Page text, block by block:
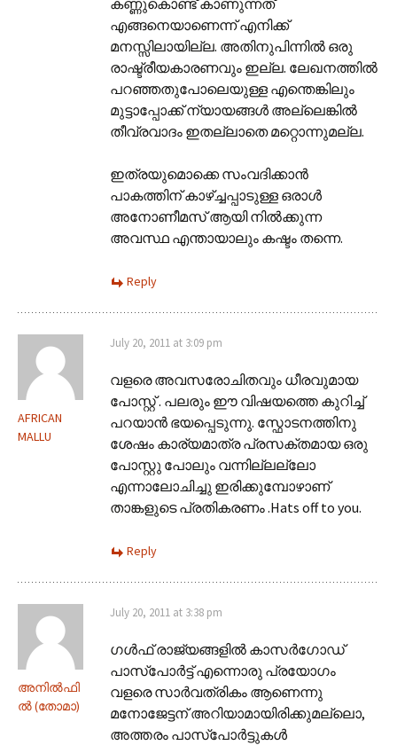
എങ്ങനെയാണെന്ന് എനിക്ക്
മനസ്സിലായില്ല. അതിനുപിന്നിൽ ഒരു
രാഷ്ട്രീയകാരണവും ഇല്ല. ലേഖനത്തിൽ
പറഞ്ഞതുപോലെയുള്ള എന്തെങ്കിലും
മുട്ടാപ്പോക്ക് ന്യായങ്ങൾ അല്ലെങ്കിൽ
തീവ്രവാദം ഇതല്ലാതെ മറ്റൊന്നുമല്ല.
ഇത്രയുമൊക്കെ സംവദിക്കാൻ
പാകത്തിന് കാഴ്ച്ചപ്പാടുള്ള ഒരാൾ
അനോണീമസ് ആയി നിൽക്കുന്ന
അവസ്ഥ എന്തായാലും കഷ്ടം തന്നെ.
Reply
AFRICAN
MALLU
July 20, 2011 at 3:09 pm
വളരെ അവസരോചിതവും ധീരവുമായ
പോസ്റ്റ്‌ . പലരും ഈ വിഷയത്തെ കുറിച്ച്
പറയാന്‍ ഭയപ്പെടുന്നു. സ്ഫോടനത്തിനു
ശേഷം കാര്യമാത്ര പ്രസക്തമായ ഒരു
പോസ്റ്റു പോലും വന്നില്ലല്ലോ
എന്നാലോചിച്ചു ഇരിക്കുമ്പോഴാണ്
താങ്കളുടെ പ്രതികരണം .Hats off to you.
Reply
അനില്‍ഫി
ല്‍ (തോമാ)
July 20, 2011 at 3:38 pm
ഗള്‍ഫ് രാജ്യങ്ങളില്‍ കാസര്‍ഗോഡ്
പാസ്പോര്‍ട്ട് എന്നൊരു പ്രയോഗം
വളരെ സാര്‍വത്രികം ആണെന്നു
മനോജേട്ടന് അറിയാമായിരിക്കുമല്ലൊ,
അത്തരം പാസ്പോര്‍ട്ടുകള്‍